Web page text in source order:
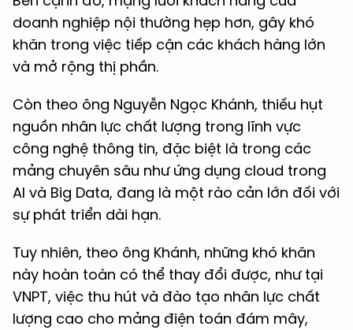
doanh nghiệp nội thường hẹp hơn, gây khó
khăn trong việc tiếp cận các khách hàng lớn
và mở rộng thị phần.
Còn theo ông Nguyễn Ngọc Khánh, thiếu hụt
nguồn nhân lực chất lượng trong lĩnh vực
công nghệ thông tin, đặc biệt là trong các
mảng chuyên sâu như ứng dụng cloud trong
AI và Big Data, đang là một rào cản lớn đối với
sự phát triển dài hạn.
Tuy nhiên, theo ông Khánh, những khó khăn
này hoàn toàn có thể thay đổi được, như tại
VNPT, việc thu hút và đào tạo nhân lực chất
lượng cao cho mảng điện toán đám mây,